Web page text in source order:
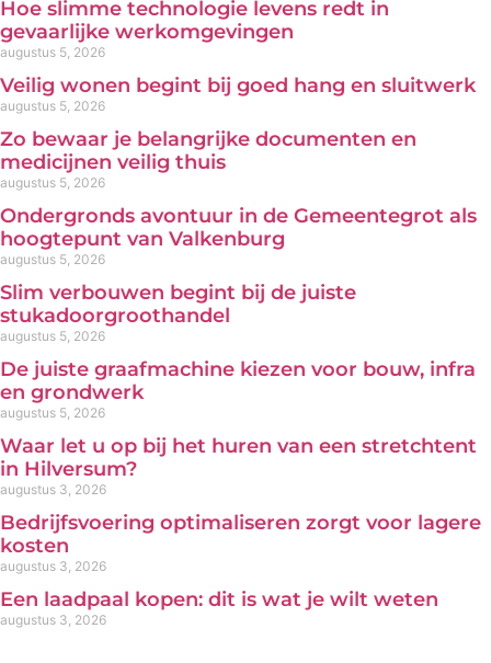
Hoe slimme technologie levens redt in
gevaarlijke werkomgevingen
augustus 5, 2026
Veilig wonen begint bij goed hang en sluitwerk
augustus 5, 2026
Zo bewaar je belangrijke documenten en
medicijnen veilig thuis
augustus 5, 2026
Ondergronds avontuur in de Gemeentegrot als
hoogtepunt van Valkenburg
augustus 5, 2026
Slim verbouwen begint bij de juiste
stukadoorgroothandel
augustus 5, 2026
De juiste graafmachine kiezen voor bouw, infra
en grondwerk
augustus 5, 2026
Waar let u op bij het huren van een stretchtent
in Hilversum?
augustus 3, 2026
Bedrijfsvoering optimaliseren zorgt voor lagere
kosten
augustus 3, 2026
Een laadpaal kopen: dit is wat je wilt weten
augustus 3, 2026